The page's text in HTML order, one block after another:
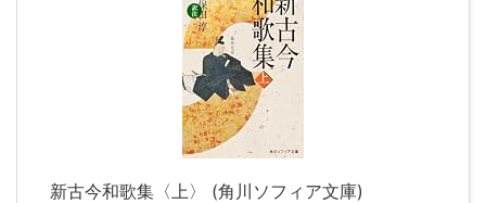
新古今和歌集〈上〉 (角川ソフィア文庫)